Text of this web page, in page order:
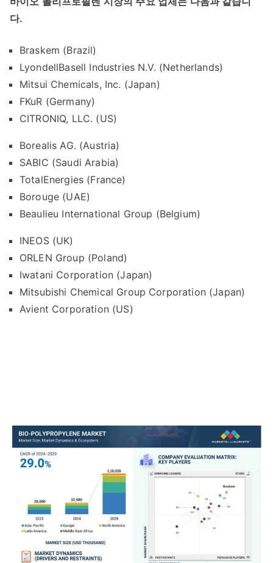
다.
Braskem (Brazil)
LyondellBasell Industries N.V. (Netherlands)
Mitsui Chemicals, Inc. (Japan)
FKuR (Germany)
CITRONIQ, LLC. (US)
Borealis AG. (Austria)
SABIC (Saudi Arabia)
TotalEnergies (France)
Borouge (UAE)
Beaulieu International Group (Belgium)
INEOS (UK)
ORLEN Group (Poland)
Iwatani Corporation (Japan)
Mitsubishi Chemical Group Corporation (Japan)
Avient Corporation (US)